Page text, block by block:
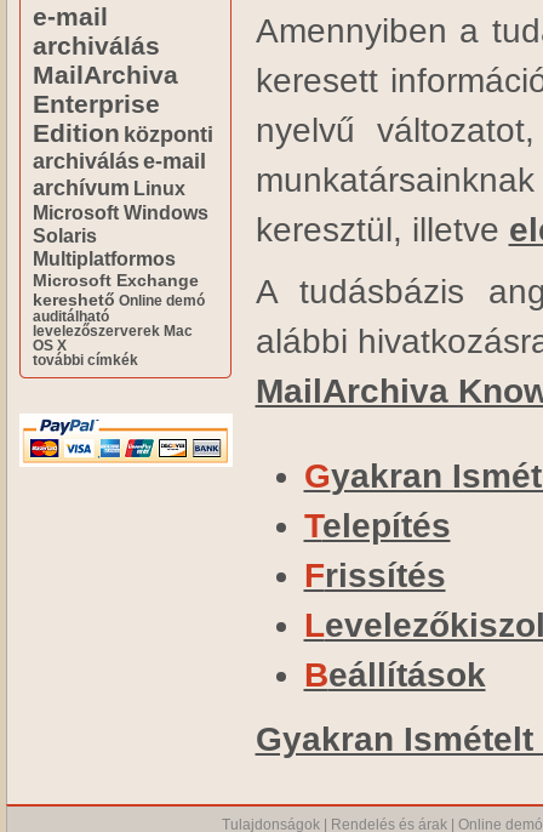
e-mail
archiválás
MailArchiva
Enterprise
Edition központi
archiváláse-mail
archívum Linux
Microsoft Windows
Solaris
Multiplatformos
Microsoft Exchange
kereshető Online demó
auditálható
levelezőszerverek Mac
OS X
további címkék
Amennyiben a
keresett
nyelvű
keresztül, illetve
A tudásbázis
alábbi
MailArchiva
Gyakran
Telepítés
Frissítés
Beállítások
Gyakran Ismételt
Tulajdonságok| Rendelés és árak| Online demó